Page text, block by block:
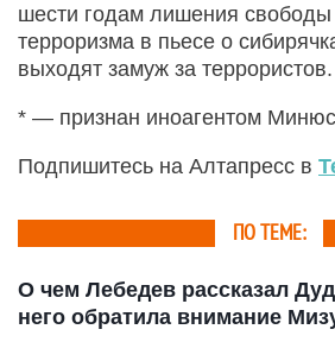
шести годам лишения свободы
терроризма в пьесе о
выходят замуж за террористов.
* — признан иноагентом
Подпишитесь на Алтапресс в
ПО ТЕМЕ:
О чем Лебедев рассказал
него обратила внимание